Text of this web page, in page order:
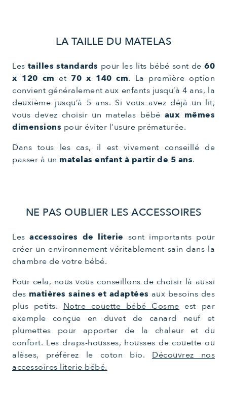
LA TAILLE DU MATELAS
Les tailles standards pour les lits bébé sont de60
x 120 cm et 70 x 140 cm. La première option
convient généralement aux enfants jusqu’à 4 ans, la
deuxième jusqu’à 5 ans. Si vous avez déjà un lit,
vous devez choisir un matelas bébé aux mêmes
dimensions pour éviter l’usure prématurée.
Dans tous les cas, il est vivement conseillé de
passer à un matelas enfant à partir de 5 ans.
NE PAS OUBLIER LES ACCESSOIRES
Lesaccessoires de literie sont importants pour
créer un environnement véritablement sain dans la
chambre de votre bébé.
Pour cela, nous vous conseillons de choisir là aussi
des matières saines et adaptées aux besoins des
plus petits. Notre couette bébé Cosme est par
exemple conçue en duvet de canard neuf et
plumettes pour apporter de la chaleur et du
confort. Les draps-housses, housses de couette ou
alèses, préférez le coton bio. Découvrez nos
accessoires literie bébé.